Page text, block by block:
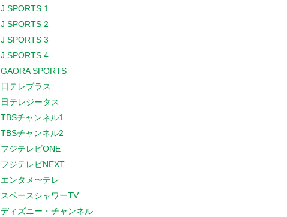
J SPORTS 1
J SPORTS 2
J SPORTS 3
J SPORTS 4
GAORA SPORTS
日テレプラス
日テレジータス
TBSチャンネル1
TBSチャンネル2
フジテレビONE
フジテレビNEXT
エンタメ〜テレ
スペースシャワーTV
ディズニー・チャンネル